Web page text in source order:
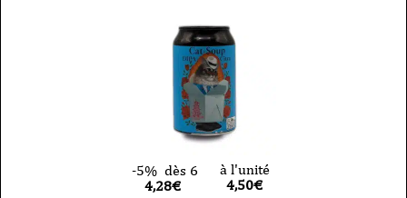
-5% dès 6
4,28€
à l'unité
4,50€